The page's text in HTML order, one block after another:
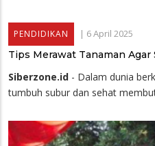
PENDIDIKAN | 6 April 2025
Tips Merawat Tanaman Agar
Siberzone.id - Dalam dunia
tumbuh subur dan sehat